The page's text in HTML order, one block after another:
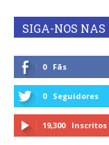
SIGA-NOS NAS
0 Fãs
0 Seguidores
19,300 Inscritos